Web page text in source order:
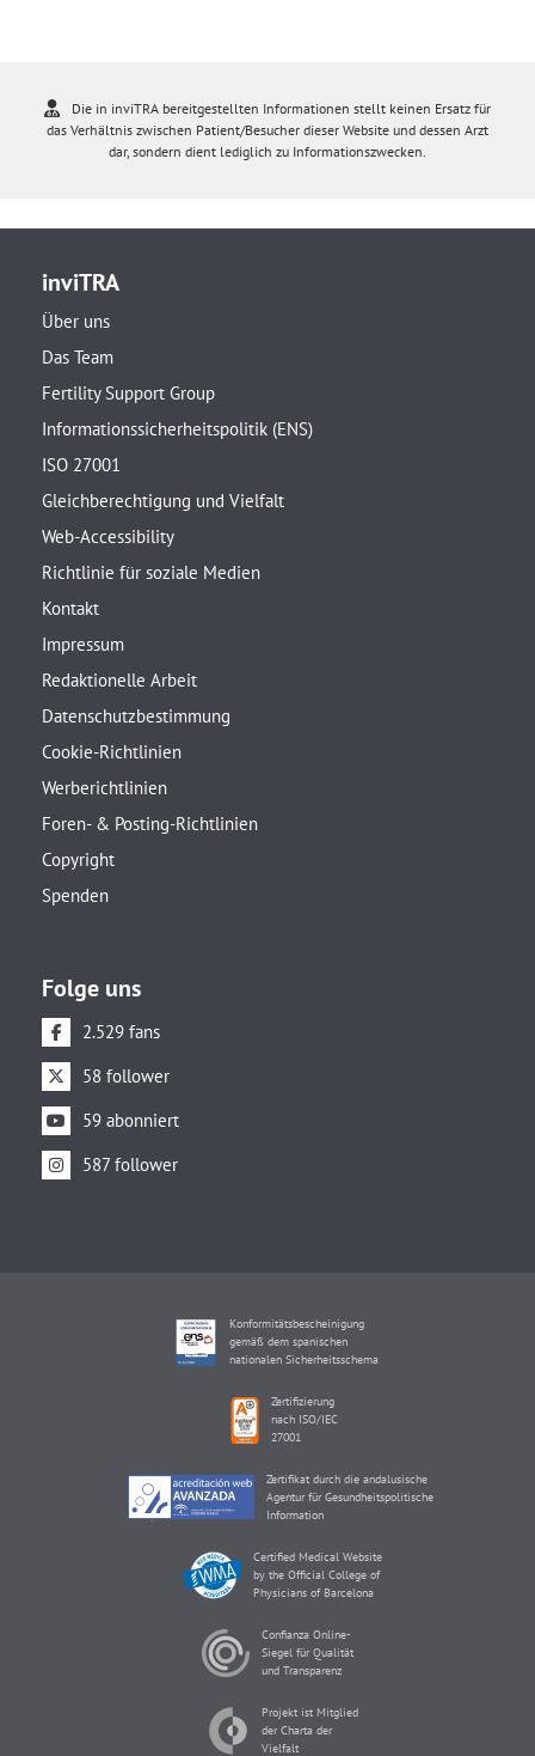
Die in inviTRA bereitgestellten Informationen stellt keinen Ersatz für
das Verhältnis zwischen Patient/Besucher dieser Website und dessen Arzt
dar, sondern dient lediglich zu Informationszwecken.
inviTRA
Über uns
Das Team
Fertility Support Group
Informationssicherheitspolitik (ENS)
ISO 27001
Gleichberechtigung und Vielfalt
Web-Accessibility
Richtlinie für soziale Medien
Kontakt
Impressum
Redaktionelle Arbeit
Datenschutzbestimmung
Cookie-Richtlinien
Werberichtlinien
Foren- & Posting-Richtlinien
Copyright
Spenden
Folge uns
2.529 fans
58 follower
59 abonniert
587 follower
Konformitätsbescheinigung
gemäß dem spanischen
nationalen Sicherheitsschema
Zertifizierung
nach ISO/IEC
27001
Zertifikat durch die andalusische
Agentur für Gesundheitspolitische
Information
Certified Medical Website
by the Official College of
Physicians of Barcelona
Confianza Online-
Siegel für Qualität
und Transparenz
Projekt ist Mitglied
der Charta der
Vielfalt